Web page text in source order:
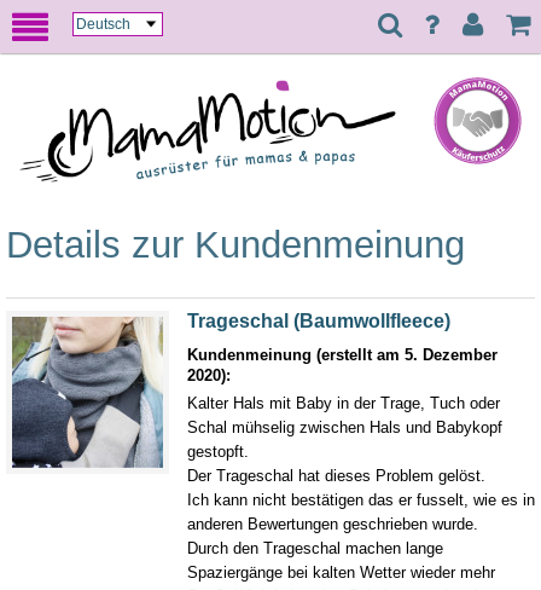
Details zur Kundenmeinung
Trageschal (Baumwollfleece)
Kundenmeinung (erstellt am 5. Dezember
2020):
Kalter Hals mit Baby in der Trage, Tuch oder
Schal mühselig zwischen Hals und Babykopf
gestopft.
Der Trageschal hat dieses Problem gelöst.
Ich kann nicht bestätigen das er fusselt, wie es in
anderen Bewertungen geschrieben wurde.
Durch den Trageschal machen lange
Spaziergänge bei kalten Wetter wieder mehr